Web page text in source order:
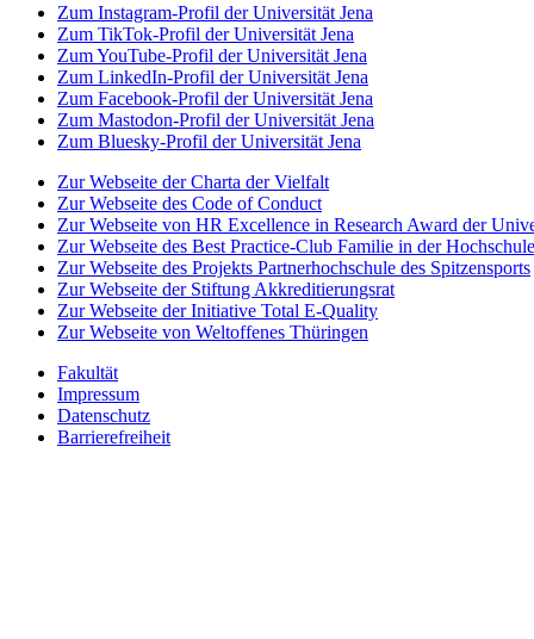
Zum Instagram-Profil der Universität Jena
Zum TikTok-Profil der Universität Jena
Zum YouTube-Profil der Universität Jena
Zum LinkedIn-Profil der Universität Jena
Zum Facebook-Profil der Universität Jena
Zum Mastodon-Profil der Universität Jena
Zum Bluesky-Profil der Universität Jena
Zur Webseite der Charta der Vielfalt
Zur Webseite des Code of Conduct
Zur Webseite von HR Excellence in Research Award der
Zur Webseite des Best Practice-Club Familie in der Hochschule
Zur Webseite des Projekts Partnerhochschule des Spitzensports
Zur Webseite der Stiftung Akkreditierungsrat
Zur Webseite der Initiative Total E-Quality
Zur Webseite von Weltoffenes Thüringen
Fakultät
Impressum
Datenschutz
Barrierefreiheit